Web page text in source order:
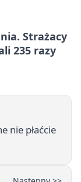
Strażacy
235 razy
nie płaćcie